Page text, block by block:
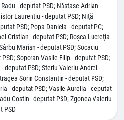
- deputat PSD; Năstase Adrian -
Laurenţiu - deputat PSD; Niţă
PSD; Popa Daniela - deputat PC;
Cristian - deputat PSD; Roşca Lucreţia
Marian - deputat PSD; Socaciu
Soporan Vasile Filip - deputat PSD;
deputat PSD; Steriu Valeriu-Andrei -
Sorin Constantin - deputat PSD;
- deputat PSD; Vasile Aurelia - deputat
Costin - deputat PSD; Zgonea Valeriu
PSD